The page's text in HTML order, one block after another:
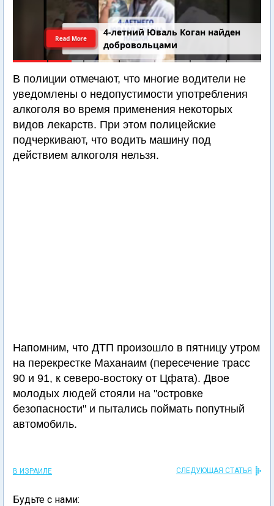
4-летний Юваль Коган найден
добровольцами
Read More
В полиции отмечают, что многие водители не
уведомлены о недопустимости употребления
алкоголя во время применения некоторых
видов лекарств. При этом полицейские
подчеркивают, что водить машину под
действием алкоголя нельзя.
Напомним, что ДТП произошло в пятницу утром
на перекрестке Маханаим (пересечение трасс
90 и 91, к северо-востоку от Цфата). Двое
молодых людей стояли на "островке
безопасности" и пытались поймать попутный
автомобиль.
В ИЗРАИЛЕ СЛЕДУЮЩАЯ СТАТЬЯ
Будьте с нами: